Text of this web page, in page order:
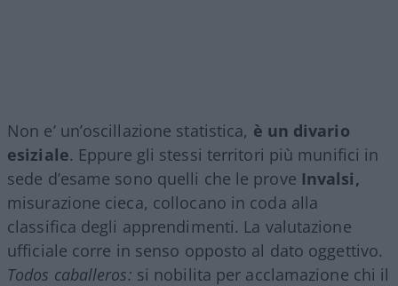
Non e’ un’oscillazione statistica, è un divario
esiziale. Eppure gli stessi territori più munifici in
sede d’esame sono quelli che le prove Invalsi,
misurazione cieca, collocano in coda alla
classifica degli apprendimenti. La valutazione
ufficiale corre in senso opposto al dato oggettivo.
Todos caballeros: si nobilita per acclamazione chi il